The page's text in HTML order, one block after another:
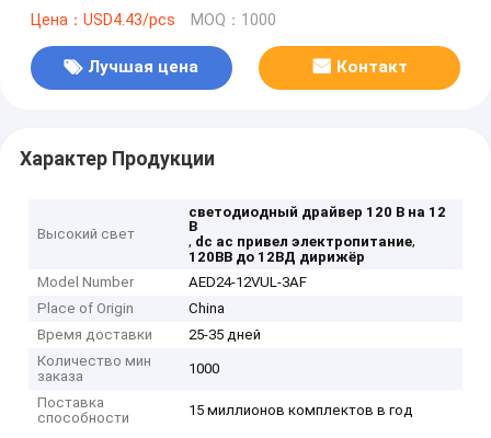
В переменного тока в 12 В постоянного тока для
Цена：USD4.43/pcs MOQ：1000
Лучшая цена Контакт
Характер Продукции
Высокий свет
светодиодный драйвер 120 В на 12
В
, dc ac привел электропитание,
120ВВ до 12ВД дирижёр
Model Number
AED24-12VUL-3AF
Place of Origin
China
Время доставки
25-35 дней
Количество мин
заказа
1000
Поставка
способности
15 миллионов комплектов в год